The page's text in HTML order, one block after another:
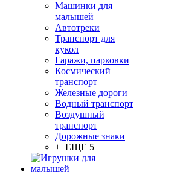
Машинки для
малышей
Автотреки
Транспорт для
кукол
Гаражи, парковки
Космический
транспорт
Железные дороги
Водный транспорт
Воздушный
транспорт
Дорожные знаки
+ ЕЩЕ 5